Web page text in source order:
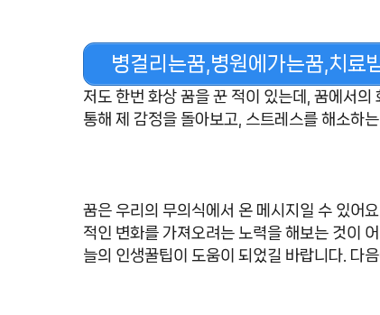
병걸리는꿈,병원에가는꿈,치료
저도 한번 화상 꿈을 꾼 적이 있는데, 꿈에서
통해 제 감정을 돌아보고, 스트레스를 해소하
꿈은 우리의 무의식에서 온 메시지일 수 있어
적인 변화를 가져오려는 노력을 해보는 것이
늘의 인생꿀팁이 도움이 되었길 바랍니다. 다